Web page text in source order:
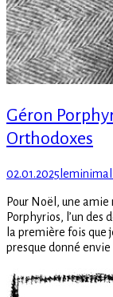
Géron
Orthodoxes
Posted
02.01.2025 Author
Pour Noël, une
Porphyrios, l’un des
la première fois que
presque donné